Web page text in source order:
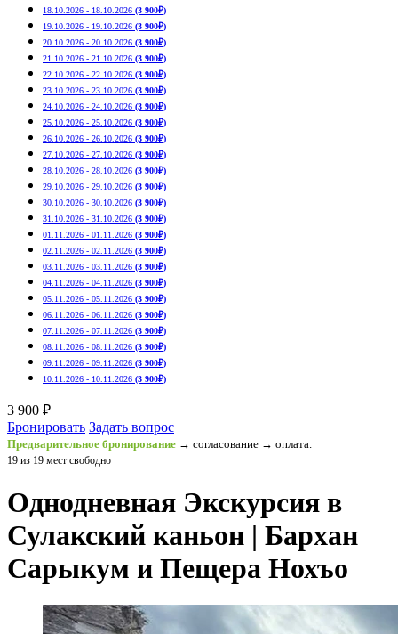
18.10.2026 - 18.10.2026 (3 900₽)
19.10.2026 - 19.10.2026 (3 900₽)
20.10.2026 - 20.10.2026 (3 900₽)
21.10.2026 - 21.10.2026 (3 900₽)
22.10.2026 - 22.10.2026 (3 900₽)
23.10.2026 - 23.10.2026 (3 900₽)
24.10.2026 - 24.10.2026 (3 900₽)
25.10.2026 - 25.10.2026 (3 900₽)
26.10.2026 - 26.10.2026 (3 900₽)
27.10.2026 - 27.10.2026 (3 900₽)
28.10.2026 - 28.10.2026 (3 900₽)
29.10.2026 - 29.10.2026 (3 900₽)
30.10.2026 - 30.10.2026 (3 900₽)
31.10.2026 - 31.10.2026 (3 900₽)
01.11.2026 - 01.11.2026 (3 900₽)
02.11.2026 - 02.11.2026 (3 900₽)
03.11.2026 - 03.11.2026 (3 900₽)
04.11.2026 - 04.11.2026 (3 900₽)
05.11.2026 - 05.11.2026 (3 900₽)
06.11.2026 - 06.11.2026 (3 900₽)
07.11.2026 - 07.11.2026 (3 900₽)
08.11.2026 - 08.11.2026 (3 900₽)
09.11.2026 - 09.11.2026 (3 900₽)
10.11.2026 - 10.11.2026 (3 900₽)
3 900 ₽
Бронировать Задать вопрос
Предварительное бронирование → согласование → оплата.
19 из 19 мест свободно
Однодневная Экскурсия в
Сулакский каньон | Бархан
Сарыкум и Пещера Нохъо